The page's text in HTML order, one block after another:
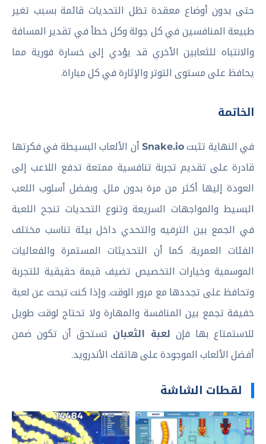
حتى بدون أوضاع معقدة تظل التحديات قائمة بسبب تغير
طبيعة المنافسين في كل جولة وكل خطأ في تقدير المسافة
والانتباه للثعابين الأخري قد يؤدي إلى خسارة فورية مما
يحافظ على مستوى التوتر والإثارة في كل مباراة.
الخاتمة
في النهاية تثبتSnake.io أن الألعاب البسيطة في فكرتها
قادرة على تقديم تجربة تنافسية ممتعة تدفع اللاعب إلى
العودة إليها أكثر من مرة بدون ملل. وبفضل أسلوب اللعب
البسيط والمواجهات السريعة وتنوع التحديات تنجح اللعبة
في الجمع بين الترفيه والتحدي داخل بيئة تناسب مختلف
الفئات العمرية. كما أن التحديثات المستمرة والفعاليات
الموسمية وخيارات التخصيص تضيف قيمة حقيقية للتجربة
وتحافظ على تجددها مع مرور الوقت. وإذا كنت تبحث عن لعبة
خفيفة تجمع بين المنافسة والمهارة ولا تحتاج لوقت طويل
للاستمتاع بها فإن لعبة الثعبان تستحق أن تكون ضمن
أفضل الألعاب الموجودة على هاتفك الأندرويد.
لقطات الشاشة